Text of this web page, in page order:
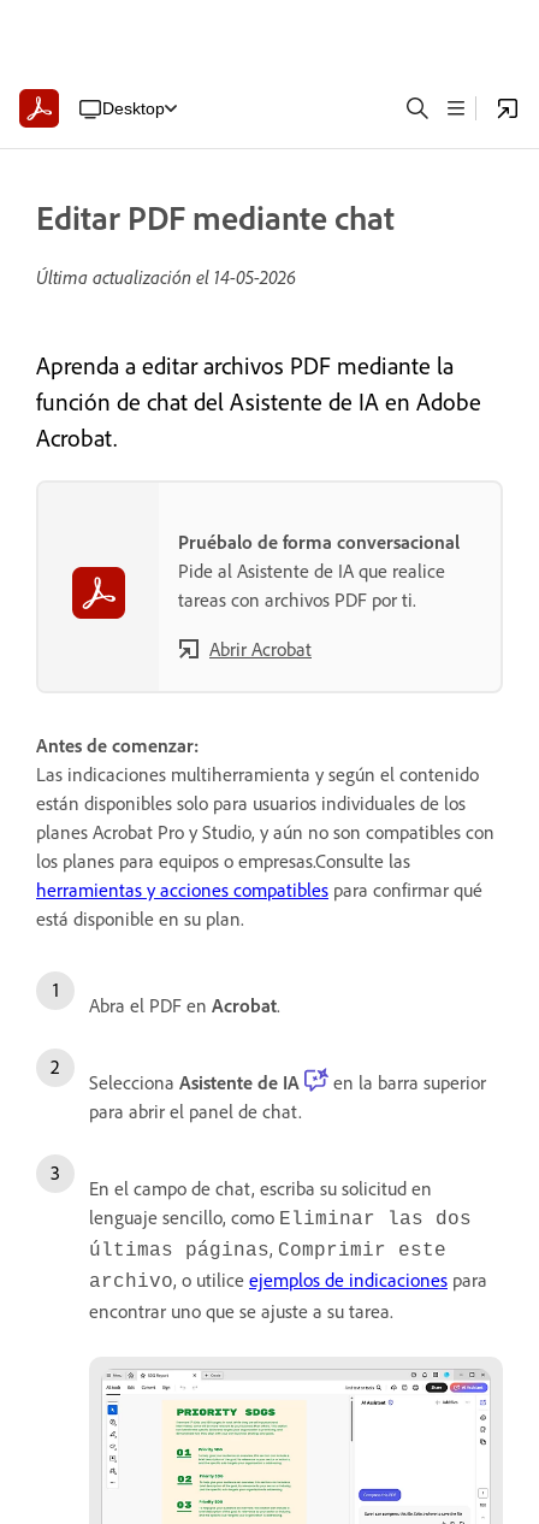
Desktop
Editar PDF mediante chat
Última actualización el 14-05-2026
Aprenda a editar archivos PDF mediante la
función de chat del Asistente de IA en Adobe
Acrobat.
Pruébalo de forma conversacional
Pide al Asistente de IA que realice
tareas con archivos PDF por ti.
Abrir Acrobat
Antes de comenzar:
Las indicaciones multiherramienta y según el contenido
están disponibles solo para usuarios individuales de los
planes Acrobat Pro y Studio, y aún no son compatibles con
los planes para equipos o empresas.Consulte las
herramientas y acciones compatibles para confirmar qué
está disponible en su plan.
Abra el PDF en Acrobat.
Selecciona Asistente de IA
en la barra superior
para abrir el panel de chat.
En el campo de chat, escriba su solicitud en
lenguaje sencillo, como Eliminar las dos
últimas páginas, Comprimir este
archivo, o utilice ejemplos de indicaciones para
encontrar uno que se ajuste a su tarea.